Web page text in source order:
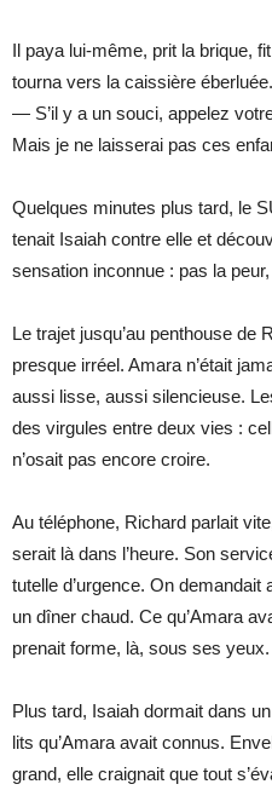
Il paya lui-même, prit la brique,
tourna vers la caissière éberluée.
— S’il y a un souci, appelez
Mais je ne laisserai pas ces
Quelques minutes plus tard, le
tenait Isaiah contre elle et
sensation inconnue : pas la
Le trajet jusqu’au penthouse de
presque irréel. Amara n’était
aussi lisse, aussi silencieuse.
des virgules entre deux vies :
n’osait pas encore croire.
Au téléphone, Richard parlait
serait là dans l’heure. Son
tutelle d’urgence. On
un dîner chaud. Ce qu’Amara
prenait forme, là, sous ses yeux.
Plus tard, Isaiah dormait dans
lits qu’Amara avait connus.
grand, elle craignait que tout